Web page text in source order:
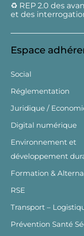
♻️ REP 2.0 des
et des
Espace
Social
Réglementation
Juridique /
Digital numérique
Environnement et
développement
Formation &
RSE
Transport –
Prévention Santé